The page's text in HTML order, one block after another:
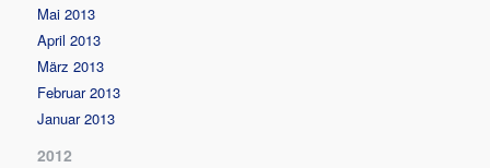
Mai 2013
April 2013
März 2013
Februar 2013
Januar 2013
2012